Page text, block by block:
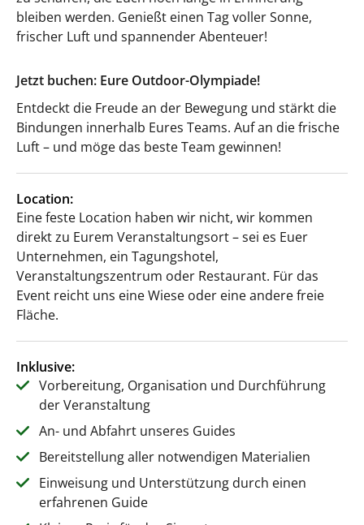
bleiben werden. Genießt einen Tag voller Sonne,
frischer Luft und spannender Abenteuer!
Jetzt buchen: Eure Outdoor-Olympiade!
Entdeckt die Freude an der Bewegung und stärkt die
Bindungen innerhalb Eures Teams. Auf an die frische
Luft – und möge das beste Team gewinnen!
Location:
Eine feste Location haben wir nicht, wir kommen
direkt zu Eurem Veranstaltungsort – sei es Euer
Unternehmen, ein Tagungshotel,
Veranstaltungszentrum oder Restaurant. Für das
Event reicht uns eine Wiese oder eine andere freie
Fläche.
Inklusive:
Vorbereitung, Organisation und Durchführung
der Veranstaltung
An- und Abfahrt unseres Guides
Bereitstellung aller notwendigen Materialien
Einweisung und Unterstützung durch einen
erfahrenen Guide